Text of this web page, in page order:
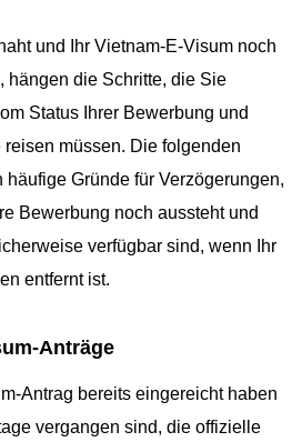
und Ihr Vietnam-E-Visum noch
hängen die Schritte, die Sie
Status Ihrer Bewerbung und
müssen. Die folgenden
häufige Gründe für Verzögerungen,
Bewerbung noch aussteht und
verfügbar sind, wenn Ihr
entfernt ist.
Anträge
Antrag bereits eingereicht haben
vergangen sind, die offizielle